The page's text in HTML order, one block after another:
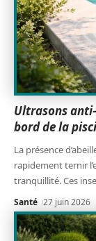
Ultrasons
bord de la
La présence
rapidement ternir
tranquillité. Ces
Santé 27 juin 2026